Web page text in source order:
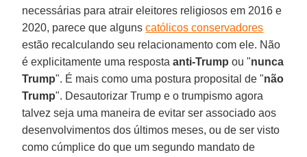
necessárias para atrair eleitores religiosos em 2016 e
2020, parece que algunscatólicos conservadores
estão recalculando seu relacionamento com ele. Não
é explicitamente uma respostaanti-Trump ou "nunca
Trump". É mais como uma postura proposital de "não
Trump". Desautorizar Trump e o trumpismo agora
talvez seja uma maneira de evitar ser associado aos
desenvolvimentos dos últimos meses, ou de ser visto
como cúmplice do que um segundo mandato de